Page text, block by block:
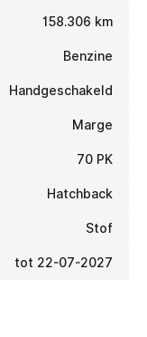
158.306 km
Benzine
Handgeschakeld
Marge
70 PK
Hatchback
Stof
tot 22-07-2027